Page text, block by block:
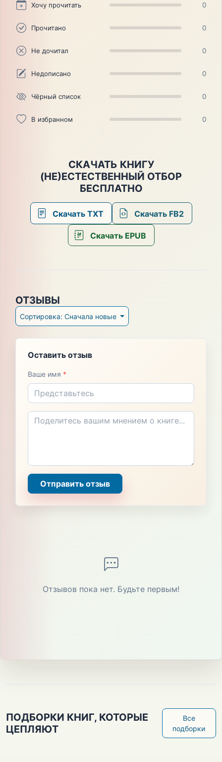
Хочу прочитать 0
Прочитано 0
Не дочитал 0
Недописано 0
Чёрный список 0
В избранном 0
СКАЧАТЬ КНИГУ
(НЕ)ЕСТЕСТВЕННЫЙ ОТБОР
БЕСПЛАТНО
Скачать TXT Скачать FB2
Скачать EPUB
ОТЗЫВЫ
Сортировка: Сначала новые
Оставить отзыв
Ваше имя *
Отправить отзыв
Отзывов пока нет. Будьте первым!
ПОДБОРКИ КНИГ, КОТОРЫЕ
ЦЕПЛЯЮТ
Все
подборки